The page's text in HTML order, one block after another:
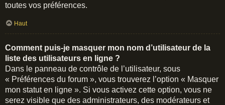
toutes vos préférences.
Haut
Comment puis-je masquer mon nom d’utilisateur de la
liste des utilisateurs en ligne ?
Dans le panneau de contrôle de l’utilisateur, sous
« Préférences du forum », vous trouverez l’option « Masquer
mon statut en ligne ». Si vous activez cette option, vous ne
serez visible que des administrateurs, des modérateurs et